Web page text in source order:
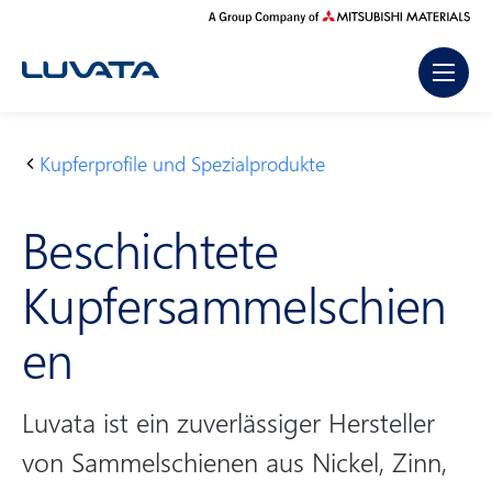
content
S
a
r
t
s
e
t
P
o
d
u
k
t
e
Kupferprofile und Spezial­produkte
B
sc
hi
c
h
te
te
K
pf
Beschichtete
Kupfersammelschien
en
Luvata ist ein zuverlässiger Hersteller
von Sammelschienen aus Nickel, Zinn,